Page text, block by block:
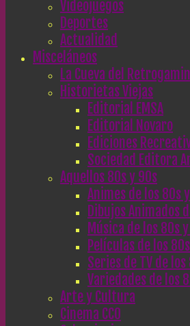
Videojuegos
Deportes
Actualidad
Misceláneos
La Cueva del
Historietas Viejas
Editorial EMSA
Editorial Novaro
Ediciones
Sociedad Editora
Aquellos 80s y 90s
Animes de los 80s
Dibujos Animados
Música de los 80s
Películas de los
Series de TV de
Variedades de los
Arte y Cultura
Cinema CC0